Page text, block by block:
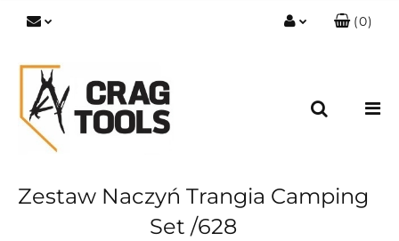
(0)
Zestaw Naczyń Trangia Camping
Set /628